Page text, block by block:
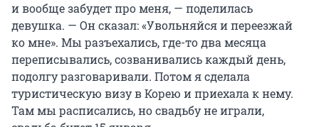
и вообще забудет про меня, — поделилась
девушка. — Он сказал: «Увольняйся и переезжай
ко мне». Мы разъехались, где-то два месяца
переписывались, созванивались каждый день,
подолгу разговаривали. Потом я сделала
туристическую визу в Корею и приехала к нему.
Там мы расписались, но свадьбу не играли,